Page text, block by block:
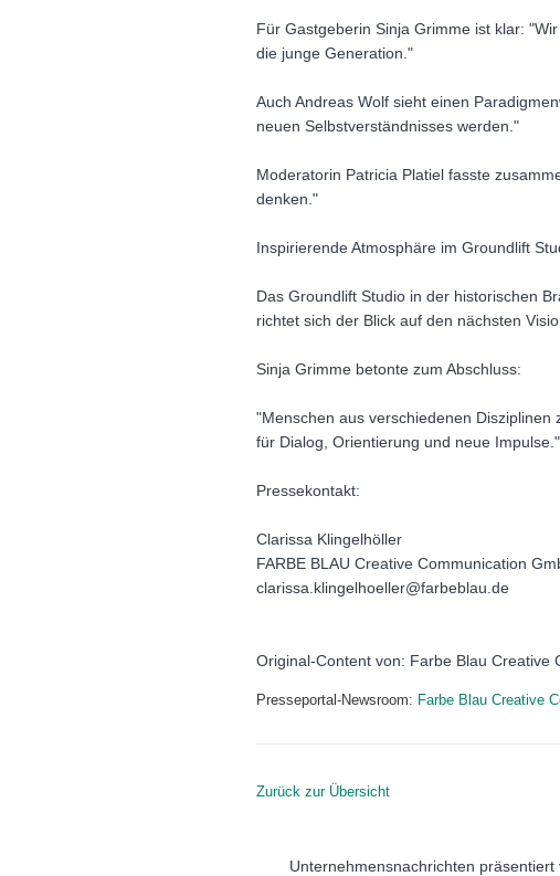
Für Gastgeberin Sinja Grimme ist klar:
die junge Generation."
Auch Andreas Wolf sieht einen
neuen Selbstverständnisses werden."
Moderatorin Patricia Platiel fasste
denken."
Inspirierende Atmosphäre im Groundlift
Das Groundlift Studio in der historischen
richtet sich der Blick auf den nächsten
Sinja Grimme betonte zum Abschluss:
"Menschen aus verschiedenen
für Dialog, Orientierung und neue Impulse."
Pressekontakt:
Clarissa Klingelhöller
FARBE BLAU Creative Communication
clarissa.klingelhoeller@farbeblau.de
Original-Content von: Farbe Blau Creative
Presseportal-Newsroom: Farbe Blau Creative
Zurück zur Übersicht
Unternehmensnachrichten präsentiert